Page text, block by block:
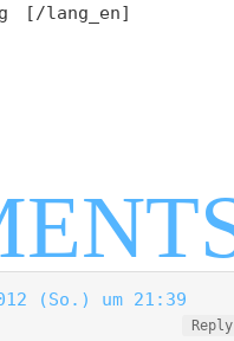
[/lang_en]
(So.) um 21:39
Reply